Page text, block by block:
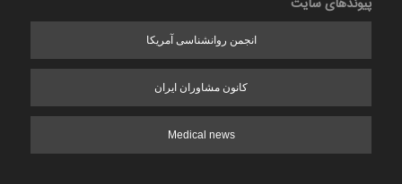
پیوندهای سایت
انجمن روانشناسی آمریکا
کانون مشاوران ایران
Medical news